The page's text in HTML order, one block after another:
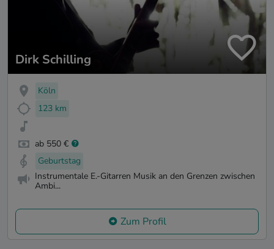
Dirk Schilling
Köln
123 km
ab 550 €
Geburtstag
Instrumentale E.-Gitarren Musik an den Grenzen zwischen
Ambi...
Zum Profil